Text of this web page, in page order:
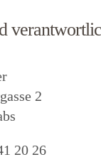
2
20 26